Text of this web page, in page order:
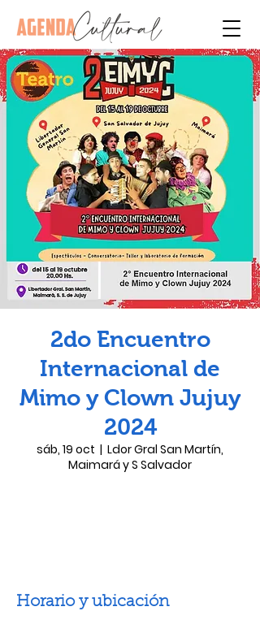
2do Encuentro
Internacional de
Mimo y Clown Jujuy
2024
sáb, 19 oct
  |
Ldor Gral San Martín,
Maimará y S Salvador
Horario y ubicación